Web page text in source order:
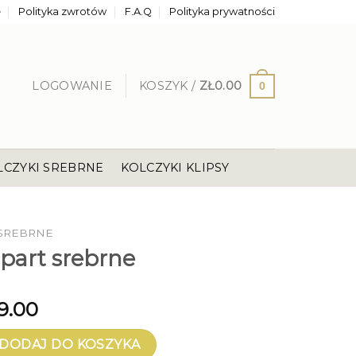
Polityka zwrotów F.A.Q Polityka prywatności
LOGOWANIE KOSZYK / ZŁ0.00 0
SREBRNE KOLCZYKI KLIPSY
srebrne
srebrneDO KOSZYKA